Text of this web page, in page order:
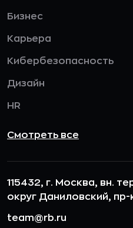
Бизнес
Карьера
Кибербезопасность
Дизайн
HR
Смотреть все
115432, г. Москва, вн.
округ Даниловский, пр-
team@rb.ru